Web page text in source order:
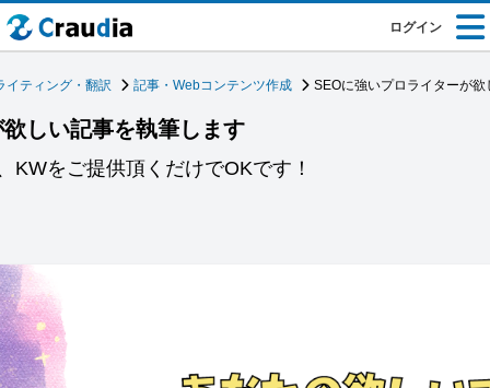
ログイン
イティング・翻訳 記事・Webコンテンツ作成 SEOに強いプロライターが
しい記事を執筆します
KWをご提供頂くだけでOKです！